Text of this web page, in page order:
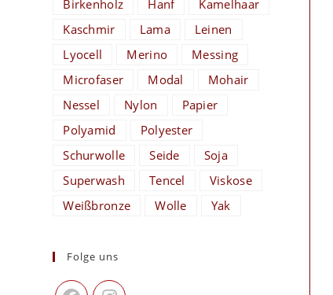
Birkenholz
Hanf
Kamelhaar
Kaschmir
Lama
Leinen
Lyocell
Merino
Messing
Microfaser
Modal
Mohair
Nessel
Nylon
Papier
Polyamid
Polyester
Schurwolle
Seide
Soja
Superwash
Tencel
Viskose
Weißbronze
Wolle Yak
Folge uns